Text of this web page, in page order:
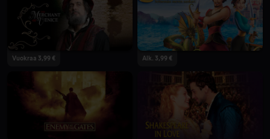
Vuokraa 3,99 € Alk. 3,99 €